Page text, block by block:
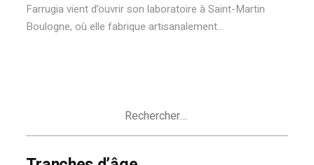
Farrugia vient d’ouvrir son laboratoire à Saint-Martin
Boulogne, où elle fabrique artisanalement...